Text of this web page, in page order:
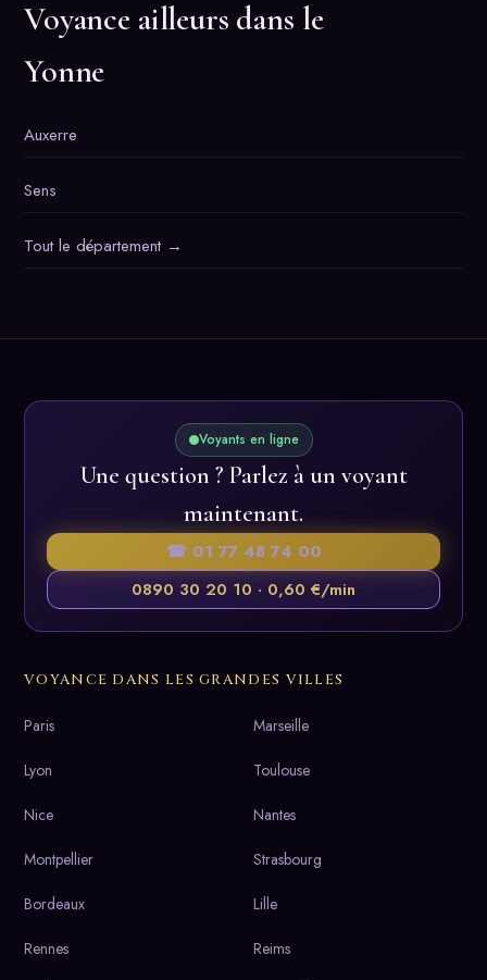
Voyance ailleurs dans le
Yonne
Auxerre
Sens
Tout le département →
Voyants en ligne
Une question ? Parlez à un voyant
maintenant.
☎ 01 77 48 74 00
0890 30 20 10 · 0,60 €/min
VOYANCE DANS LES GRANDES VILLES
Paris Marseille
Lyon Toulouse
Nice Nantes
Montpellier Strasbourg
Bordeaux Lille
Rennes Reims